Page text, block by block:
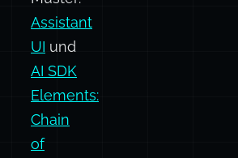
und
Chat-
Muster:
Assistant
UIund
AI SDK